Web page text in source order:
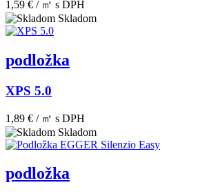
1,59 € / ㎡ s DPH
Skladom
podložka
XPS 5.0
1,89 € / ㎡ s DPH
Skladom
podložka